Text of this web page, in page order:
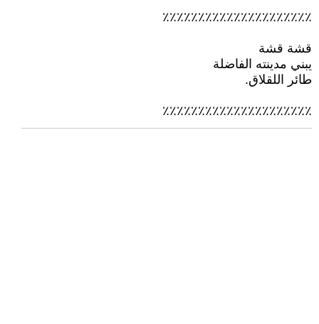
٪٪٪٪٪٪٪٪٪٪٪٪٪٪٪٪٪٪٪٪٪
قشة قشة
يبني مدينته الفاضلة
طائر اللقلاق.
٪٪٪٪٪٪٪٪٪٪٪٪٪٪٪٪٪٪٪٪٪